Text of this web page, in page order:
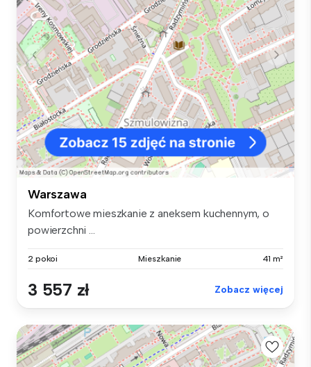
Warszawa
Komfortowe mieszkanie z aneksem kuchennym, o
powierzchni ...
2 pokoi Mieszkanie 41 m²
3 557 zł Zobacz więcej